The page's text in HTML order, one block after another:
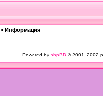
» Информация
Powered by phpBB © 2001, 2002